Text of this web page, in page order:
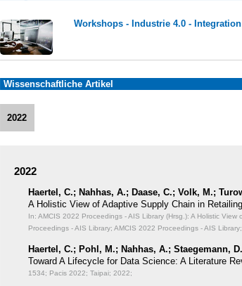
Workshops - Industrie 4.0 -
Wissenschaftliche Artikel
2022
2022
Haertel, C.; Nahhas, A.; Daase, C.; Volk, M.;
A Holistic View of Adaptive Supply Chain in
In: AMCIS 2022 Proceedings - AIS Library (Hrsg.): A Holistic
Proceedings - AIS Library; AMCIS 2022 Proceedings - AIS
Haertel, C.; Pohl, M.; Nahhas, A.; Staegemann,
Toward A Lifecycle for Data Science: A Literature
1534; Pacis 2022; Taipai; 2022;